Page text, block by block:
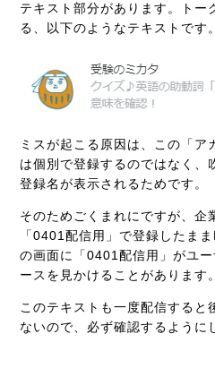
テキスト部分があります。トー
る、以下のようなテキストです。
ミスが起こる原因は、この「ア
は個別で登録するのではなく、
登録名が表示されるためです。
そのためごくまれにですが、企
「0401配信用」で登録したま
の画面に「0401配信用」がユ
ースを見かけることがあります。
このテキストも一度配信すると
ないので、必ず確認するように